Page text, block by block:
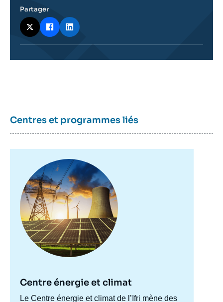
Partager
Centres et programmes liés
principale
Centre énergie et climat
Accroche
Le Centre énergie et climat de l’Ifri mène des